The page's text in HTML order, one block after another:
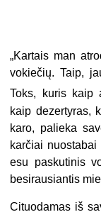
„Kartais man
vokiečių. Taip,
Toks, kuris kaip
kaip dezertyras,
karo, palieka
karčiai
esu paskutinis
besirausiantis
Cituodamas iš